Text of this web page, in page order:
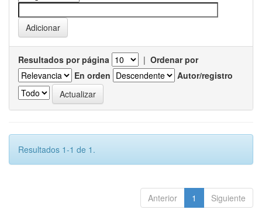
Resultados por página | Ordenar por
En orden
Autor/registro
Resultados 1-1 de 1.
Anterior 1 Siguiente